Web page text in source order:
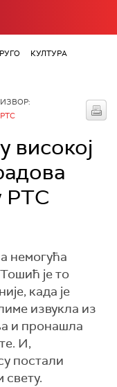
КУЛТУРА
ИЗВОР:
РТС
високој
РТС
немогућа
је то
када је
извукла из
и пронашла
И,
постали